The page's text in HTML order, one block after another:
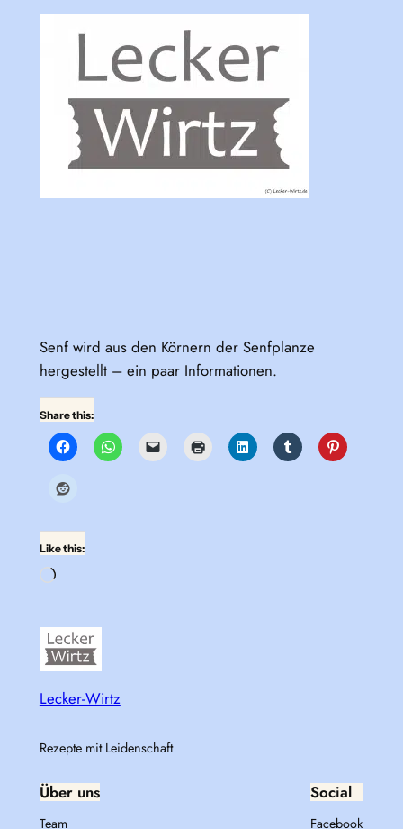
Senf wird aus den Körnern der Senfplanze
hergestellt – ein paar Informationen.
Share this:
Like this:
Loading…
Lecker-Wirtz
Rezepte mit Leidenschaft
Über uns
Team
Social
Facebook